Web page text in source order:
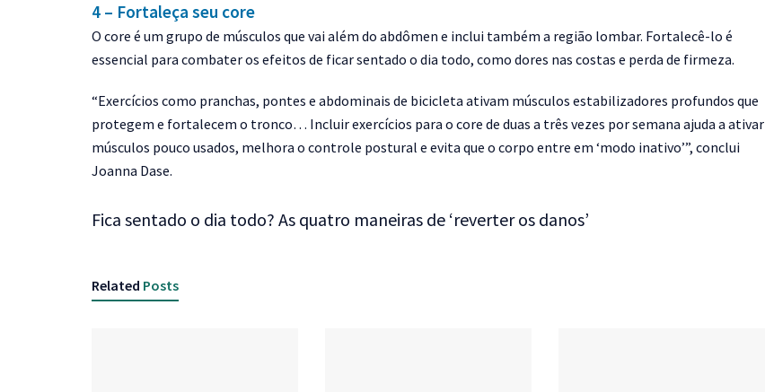
4 – Fortaleça seu core
O core é um grupo de músculos que vai além do abdômen e inclui também a região lombar. Fortalecê-lo é
essencial para combater os efeitos de ficar sentado o dia todo, como dores nas costas e perda de firmeza.
“Exercícios como pranchas, pontes e abdominais de bicicleta ativam músculos estabilizadores profundos que
protegem e fortalecem o tronco… Incluir exercícios para o core de duas a três vezes por semana ajuda a ativar
músculos pouco usados, melhora o controle postural e evita que o corpo entre em ‘modo inativo’”, conclui
Joanna Dase.
Fica sentado o dia todo? As quatro maneiras de ‘reverter os danos’
Related Posts